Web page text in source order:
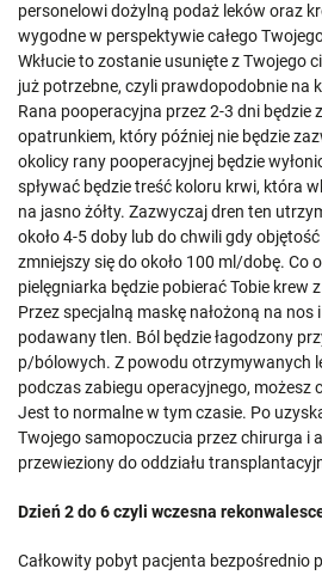
personelowi dożylną podaż leków oraz
wygodne w perspektywie całego
Wkłucie to zostanie usunięte z Twojego
już potrzebne, czyli prawdopodobnie na
Rana pooperacyjna przez 2-3 dni będzie
opatrunkiem, który później nie będzie
okolicy rany pooperacyjnej będzie
spływać będzie treść koloru krwi, która
na jasno żółty. Zazwyczaj dren ten
około 4-5 doby lub do chwili gdy
zmniejszy się do około 100 ml/dobę. Co
pielęgniarka będzie pobierać Tobie krew
Przez specjalną maskę nałożoną na nos
podawany tlen. Ból będzie łagodzony
p/bólowych. Z powodu otrzymywanych
podczas zabiegu operacyjnego, możesz
Jest to normalne w tym czasie. Po
Twojego samopoczucia przez chirurga i
przewieziony do oddziału
Dzień 2 do 6 czyli wczesna
Całkowity pobyt pacjenta bezpośrednio